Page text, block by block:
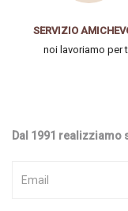
SERVIZIO
noi lavoriamo per
Dal 1991